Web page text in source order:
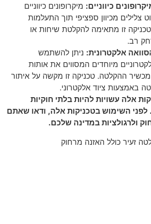
כיווניים: מיקרופונים כיווניים
צלילים מכיוון ספציפי תוך התעלמות
זו מתאימה להקלטת שיחות או
רב.
אלקטרונית: ניתן להשתמש
מיוחדים המסווים את אותות
ההקלטה. טכניקה זו מקשה על איתור
באמצעות ציוד אלקטרוני.
אלה עשויות להיות בלתי חוקיות
לפני השימוש בטכניקות אלה, ודאו שאתם
ולרגולציות במדינה שלכם.